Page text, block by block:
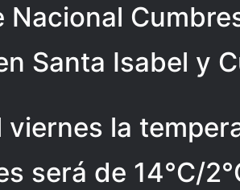
Nacional
Santa Isabel y
viernes la
será de 14°C/